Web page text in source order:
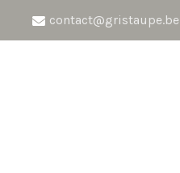
contact@gristaupe.be